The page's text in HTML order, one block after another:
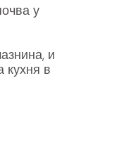
у
и
кухня в